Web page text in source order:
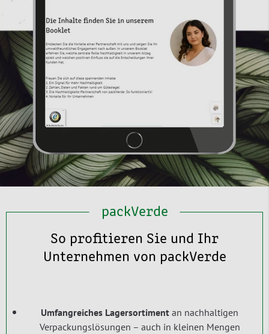
packVerde
So profitieren Sie und Ihr
Unternehmen von packVerde
Umfangreiches Lagersortiment an nachhaltigen
Verpackungslösungen – auch in kleinen Mengen